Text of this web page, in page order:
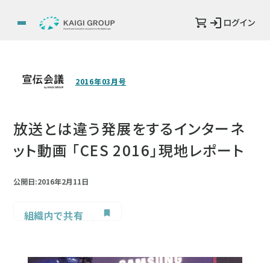
ログイン
2016年03月号
放送とは違う発展をするインターネ
ット動画 「CES 2016」現地レポート
公開日:2016年2月11日
組織内で共有